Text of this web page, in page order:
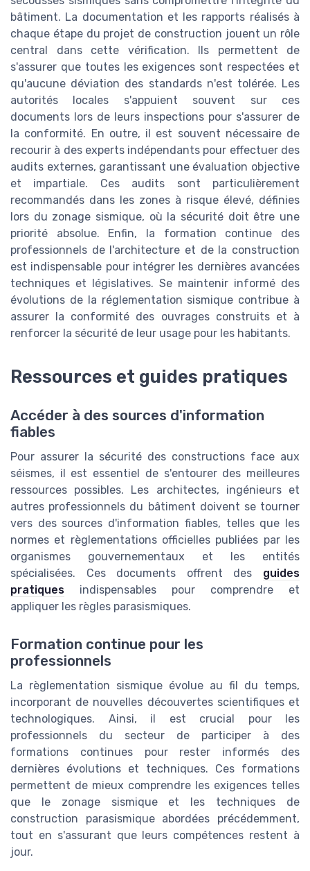
bâtiment. La documentation et les rapports réalisés à
chaque étape du projet de construction jouent un rôle
central dans cette vérification. Ils permettent de
s'assurer que toutes les exigences sont respectées et
qu'aucune déviation des standards n'est tolérée. Les
autorités locales s'appuient souvent sur ces
documents lors de leurs inspections pour s'assurer de
la conformité. En outre, il est souvent nécessaire de
recourir à des experts indépendants pour effectuer des
audits externes, garantissant une évaluation objective
et impartiale. Ces audits sont particulièrement
recommandés dans les zones à risque élevé, définies
lors du zonage sismique, où la sécurité doit être une
priorité absolue. Enfin, la formation continue des
professionnels de l'architecture et de la construction
est indispensable pour intégrer les dernières avancées
techniques et législatives. Se maintenir informé des
évolutions de la réglementation sismique contribue à
assurer la conformité des ouvrages construits et à
renforcer la sécurité de leur usage pour les habitants.
Ressources et guides pratiques
Accéder à des sources d'information
fiables
Pour assurer la sécurité des constructions face aux
séismes, il est essentiel de s'entourer des meilleures
ressources possibles. Les architectes, ingénieurs et
autres professionnels du bâtiment doivent se tourner
vers des sources d'information fiables, telles que les
normes et règlementations officielles publiées par les
organismes gouvernementaux et les entités
spécialisées. Ces documents offrent des guides
pratiques indispensables pour comprendre et
appliquer les règles parasismiques.
Formation continue pour les
professionnels
La règlementation sismique évolue au fil du temps,
incorporant de nouvelles découvertes scientifiques et
technologiques. Ainsi, il est crucial pour les
professionnels du secteur de participer à des
formations continues pour rester informés des
dernières évolutions et techniques. Ces formations
permettent de mieux comprendre les exigences telles
que le zonage sismique et les techniques de
construction parasismique abordées précédemment,
tout en s'assurant que leurs compétences restent à
jour.